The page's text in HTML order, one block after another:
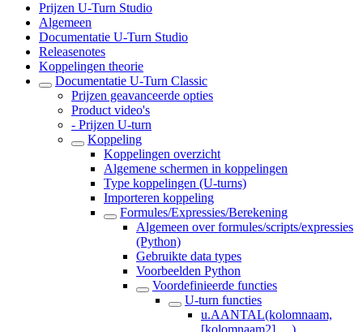
Prijzen U-Turn Studio
Algemeen
Documentatie U-Turn Studio
Releasenotes
Koppelingen theorie
Documentatie U-Turn Classic
Prijzen geavanceerde opties
Product video's
- Prijzen U-turn
Koppeling
Koppelingen overzicht
Algemene schermen in koppelingen
Type koppelingen (U-turns)
Importeren koppeling
Formules/Expressies/Berekening
Algemeen over formules/scripts/expressies
(Python)
Gebruikte data types
Voorbeelden Python
Voordefinieerde functies
U-turn functies
u.AANTAL(kolomnaam,
[kolomnaam2], ...)